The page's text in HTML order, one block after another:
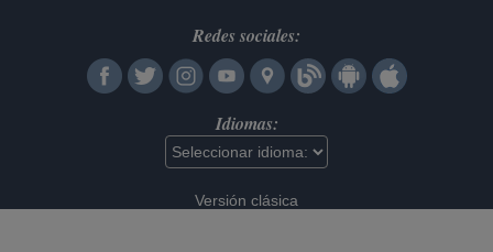
Redes sociales:
Idiomas:
Versión clásica